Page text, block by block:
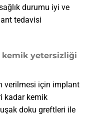
durumu iyi ve
tedavisi
yetersizliği
verilmesi için implant
kadar kemik
doku greftleri ile